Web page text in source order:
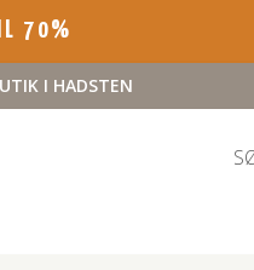
70%
I HADSTEN